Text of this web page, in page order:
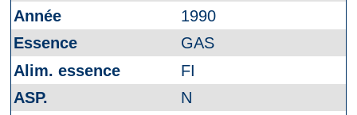
1990
GAS
FI
N